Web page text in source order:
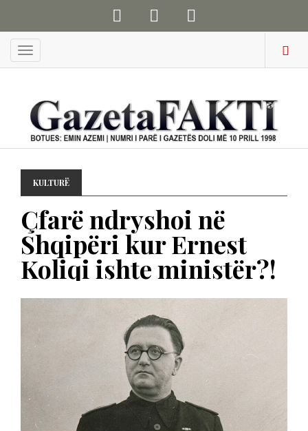
Menu
KULTURË
Çfarë ndryshoi në
Shqipëri kur Ernest
Koliqi ishte ministër?!